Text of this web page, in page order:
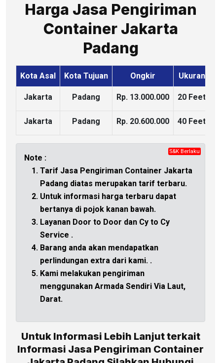
Harga Jasa Pengiriman
Container Jakarta
Padang
Kota Asal Kota Tujuan Ongkir Ukuran
Jakarta Padang Rp. 13.000.000 20 Feet
Jakarta Padang Rp. 20.600.000 40 Feet
Note :
Tarif Jasa Pengiriman Container Jakarta
Padang diatas merupakan tarif terbaru.
Untuk informasi harga terbaru dapat
bertanya di
CHAT
pojok kanan bawah.
Layanan Door to Door dan Cy to Cy
Service .
Barang anda akan mendapatkan
perlindungan extra dari kami.
S&K Berlaku
.
Kami melakukan pengiriman
menggunakan Armada Sendiri Via Laut,
Darat.
Untuk Informasi Lebih Lanjut terkait
Informasi Jasa Pengiriman Container